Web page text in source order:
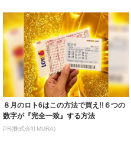
８月のロト6はこの方法で買え!!６つの
数字が『完全一致』する方法
PR(株式会社MURA)